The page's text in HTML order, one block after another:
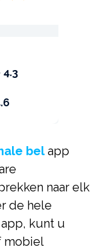
4.3
belapp
naar elk
de hele
kunt u
mobiel